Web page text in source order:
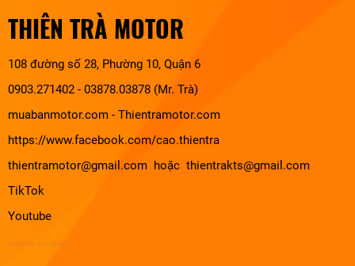
THIÊN TRÀ MOTOR
108 đường số 28, Phường 10, Quận 6
0903.271402 - 03878.03878 (Mr. Trà)
muabanmotor.com - Thientramotor.com
https://www.facebook.com/cao.thientra
thientramotor@gmail.com hoặc thientrakts@gmail.com
TikTok
Youtube
design by chuonghung